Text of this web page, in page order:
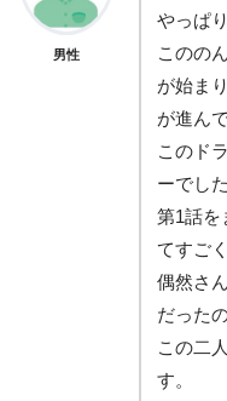
男性
やっぱ
このの
が始ま
が進ん
このド
ーでした
第1話を
てすご
偶然さ
だった
この二
す。